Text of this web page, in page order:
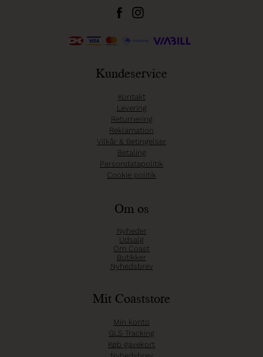
Kundeservice
Kontakt
Levering
Returnering
Reklamation
Vilkår & Betingelser
Betaling
Persondatapolitik
Cookie politik
Om os
Nyheder
Udsalg
Om Coast
Butikker
Nyhedsbrev
Mit Coaststore
Min konto
GLS Tracking
Køb gavekort